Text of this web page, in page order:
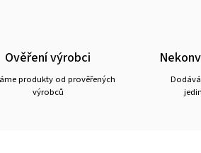
Ověření výrobci
produkty od prověřených
výrobců